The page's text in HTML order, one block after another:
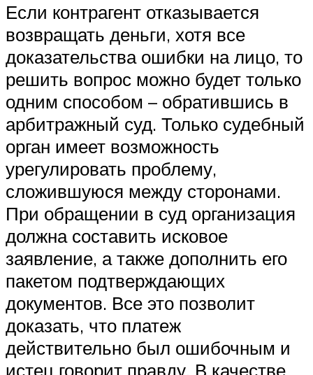
Если контрагент отказывается
возвращать деньги, хотя все
доказательства ошибки на лицо, то
решить вопрос можно будет только
одним способом – обратившись в
арбитражный суд. Только судебный
орган имеет возможность
урегулировать проблему,
сложившуюся между сторонами.
При обращении в суд организация
должна составить исковое
заявление, а также дополнить его
пакетом подтверждающих
документов. Все это позволит
доказать, что платеж
действительно был ошибочным и
истец говорит правду. В качестве